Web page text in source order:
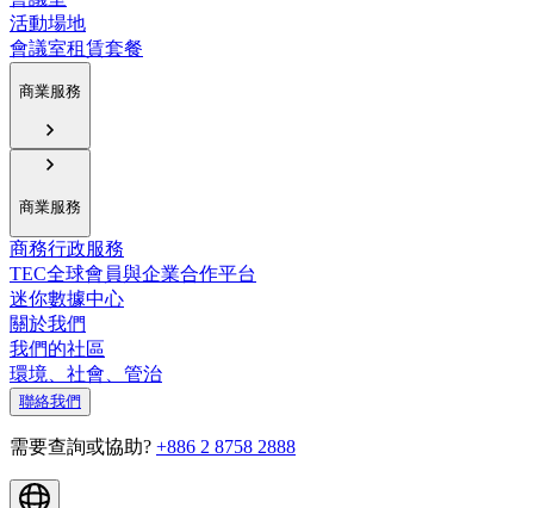
活動場地
會議室租賃套餐
商業服務
商業服務
商務行政服務
TEC全球會員與企業合作平台
迷你數據中心
關於我們
我們的社區
環境、社會、管治
聯絡我們
需要查詢或協助? +886 2 8758 2888